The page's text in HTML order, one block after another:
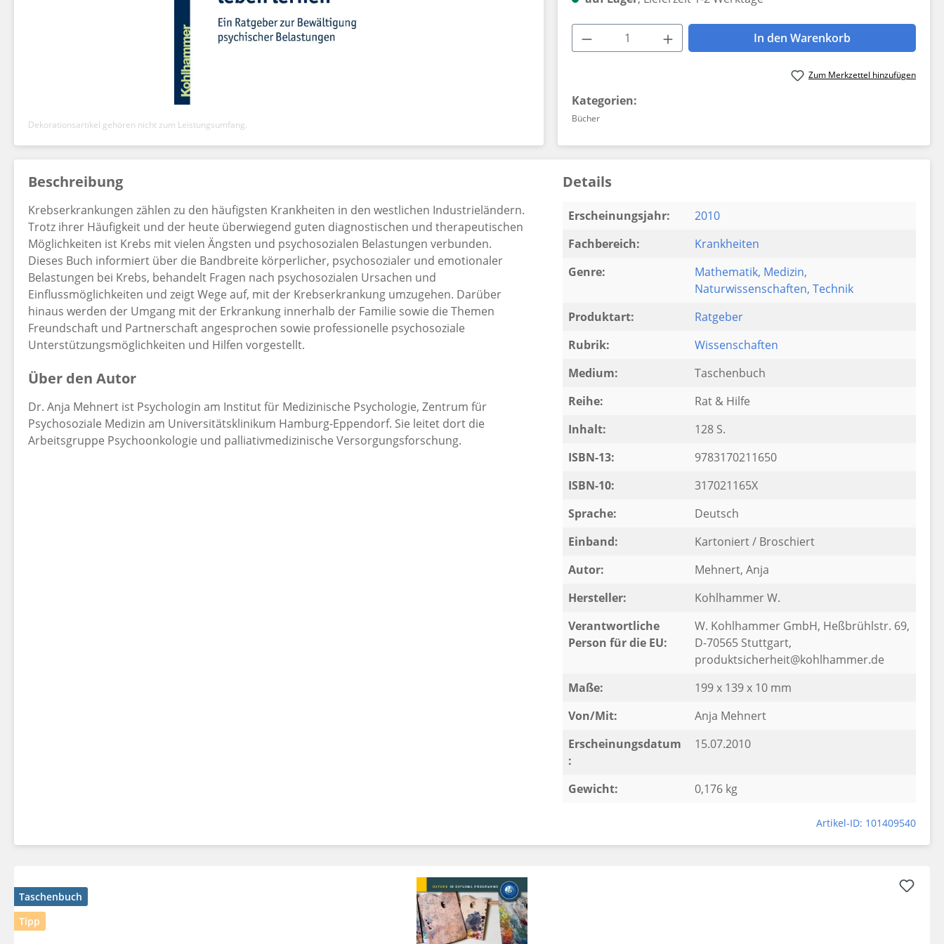
Dekorationsartikel gehören nicht zum Leistungsumfang.
Produkt Anzahl: Gib den gewünschten Wert
In den Warenkorb
Zum Merkzettel hinzufügen
Kategorien:
Bücher
Beschreibung
Krebserkrankungen zählen zu den häufigsten Krankheiten in den westlichen Industrieländern.
Trotz ihrer Häufigkeit und der heute überwiegend guten diagnostischen und therapeutischen
Möglichkeiten ist Krebs mit vielen Ängsten und psychosozialen Belastungen verbunden.
Dieses Buch informiert über die Bandbreite körperlicher, psychosozialer und emotionaler
Belastungen bei Krebs, behandelt Fragen nach psychosozialen Ursachen und
Einflussmöglichkeiten und zeigt Wege auf, mit der Krebserkrankung umzugehen. Darüber
hinaus werden der Umgang mit der Erkrankung innerhalb der Familie sowie die Themen
Freundschaft und Partnerschaft angesprochen sowie professionelle psychosoziale
Unterstützungsmöglichkeiten und Hilfen vorgestellt.
Über den Autor
Dr. Anja Mehnert ist Psychologin am Institut für Medizinische Psychologie, Zentrum für
Psychosoziale Medizin am Universitätsklinikum Hamburg-Eppendorf. Sie leitet dort die
Arbeitsgruppe Psychoonkologie und palliativmedizinische Versorgungsforschung.
Details
Erscheinungsjahr:
2010
Fachbereich:
Krankheiten
Genre:
Mathematik, Medizin,
Naturwissenschaften, Technik
Produktart:
Ratgeber
Rubrik:
Wissenschaften
Medium:
Taschenbuch
Reihe:
Rat & Hilfe
Inhalt:
128 S.
ISBN-13:
9783170211650
ISBN-10:
317021165X
Sprache:
Deutsch
Einband:
Kartoniert / Broschiert
Autor:
Mehnert, Anja
Hersteller:
Kohlhammer W.
Verantwortliche
Person für die EU:
W. Kohlhammer GmbH, Heßbrühlstr. 69,
D-70565 Stuttgart,
produktsicherheit@kohlhammer.de
Maße:
199 x 139 x 10 mm
Von/Mit:
Anja Mehnert
Erscheinungsdatum
:
15.07.2010
Gewicht: 0,176 kg
Artikel-ID: 101409540
Taschenbuch
Tipp